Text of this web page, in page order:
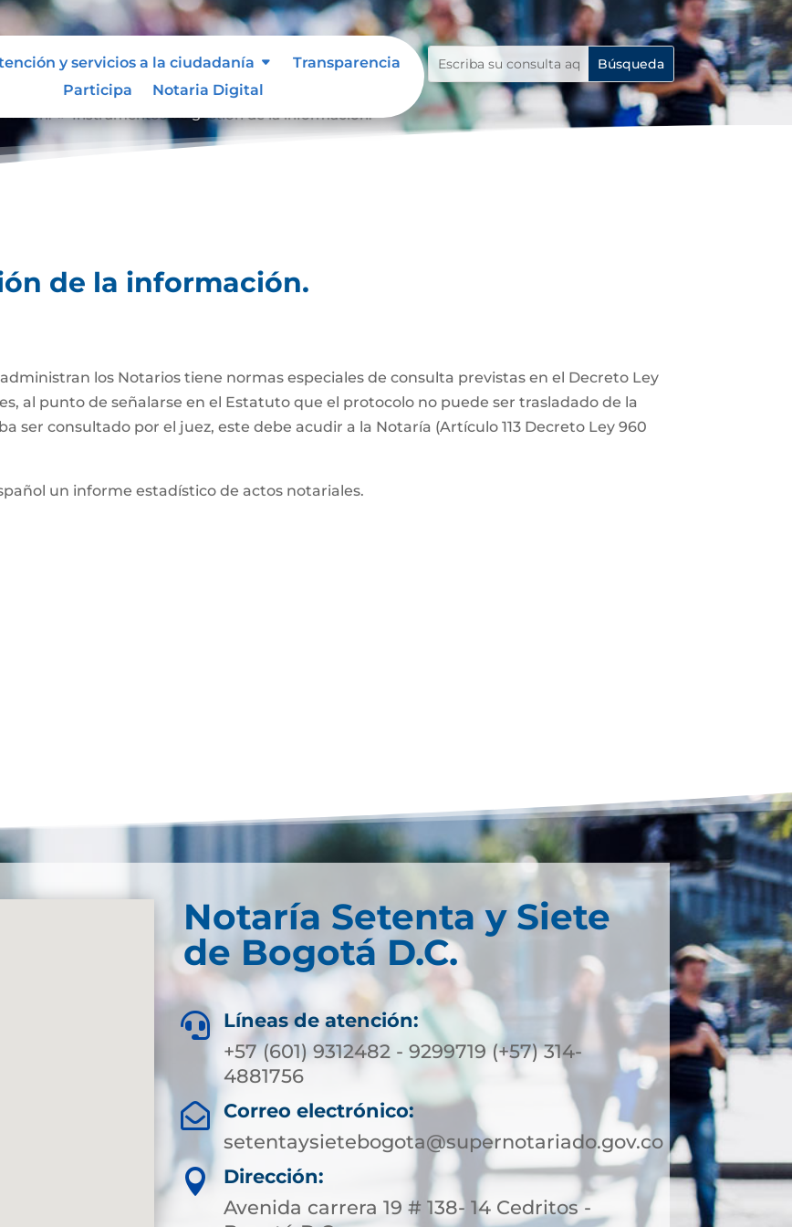
y servicios a la ciudadanía
Transparencia
Participa
Notaria Digital
de la información.
los Notarios tiene normas especiales de consulta previstas en el Decreto Ley
al punto de señalarse en el Estatuto que el protocolo no puede ser trasladado de la
ser consultado por el juez, este debe acudir a la Notaría (Artículo 113 Decreto Ley 960
un informe estadístico de actos notariales.
Notaría Setenta y Siete
de Bogotá D.C.

Líneas de atención:
+57 (601) 9312482 - 9299719 (+57) 314-
4881756

Correo electrónico:
setentaysietebogota@supernotariado.gov.co

Dirección:
Avenida carrera 19 # 138- 14 Cedritos -